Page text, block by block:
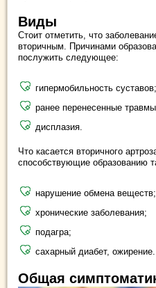
Виды
Стоит отметить, что
вторичным. Причинами
послужить следующее:
гипермобильность суставов;
ранее перенесенные
дисплазия.
Что касается вторичного
способствующие образованию
нарушение обмена веществ;
хронические заболевания;
подагра;
сахарный диабет, ожирение.
Общая